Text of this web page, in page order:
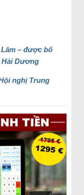
– được bổ
Hải Dương
nghị Trung